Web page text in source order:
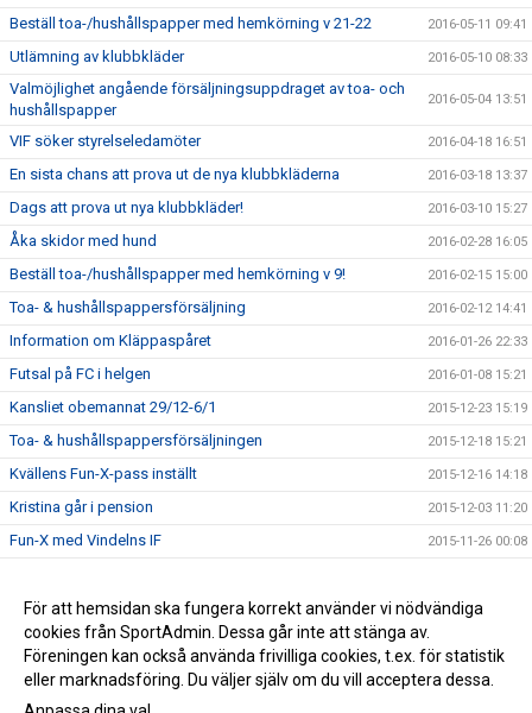
Beställ toa-/hushållspapper med hemkörning v 21-22 2016-05-11 09:41
Utlämning av klubbkläder 2016-05-10 08:33
Valmöjlighet angående försäljningsuppdraget av toa- och
hushållspapper
2016-05-04 13:51
VIF söker styrelseledamöter 2016-04-18 16:51
En sista chans att prova ut de nya klubbkläderna 2016-03-18 13:37
Dags att prova ut nya klubbkläder! 2016-03-10 15:27
Åka skidor med hund 2016-02-28 16:05
Beställ toa-/hushållspapper med hemkörning v 9! 2016-02-15 15:00
Toa- & hushållspappersförsäljning 2016-02-12 14:41
Information om Kläppaspåret 2016-01-26 22:33
Futsal på FC i helgen 2016-01-08 15:21
Kansliet obemannat 29/12-6/1 2015-12-23 15:19
Toa- & hushållspappersförsäljningen 2015-12-18 15:21
Kvällens Fun-X-pass inställt 2015-12-16 14:18
Kristina går i pension 2015-12-03 11:20
Fun-X med Vindelns IF 2015-11-26 00:08
Beställ toa-/hushållspapper med hemkörning i november! 2015-11-04 15:51
Info om fikaförsäljning vid innebandymatcher 2015-11-04 12:58
För att hemsidan ska fungera korrekt använder vi nödvändiga
cookies från SportAdmin. Dessa går inte att stänga av.
Föreningen kan också använda frivilliga cookies, t.ex. för statistik
eller marknadsföring. Du väljer själv om du vill acceptera dessa.